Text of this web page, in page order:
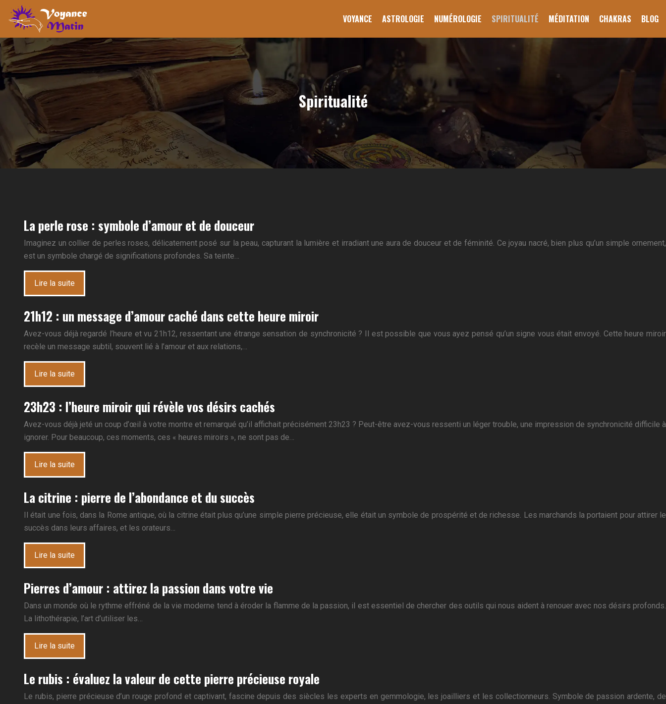
VOYANCE ASTROLOGIE NUMÉROLOGIE SPIRITUALITÉ MÉDITATION CHAKRAS BLOG
Spiritualité
La perle rose : symbole d’amour et de douceur
Imaginez un collier de perles roses, délicatement posé sur la peau, capturant la lumière et irradiant une aura de douceur et de féminité. Ce joyau nacré, bien plus qu’un simple ornement,
est un symbole chargé de significations profondes. Sa teinte…
Lire la suite
21h12 : un message d’amour caché dans cette heure miroir
Avez-vous déjà regardé l’heure et vu 21h12, ressentant une étrange sensation de synchronicité ? Il est possible que vous ayez pensé qu’un signe vous était envoyé. Cette heure miroir
recèle un message subtil, souvent lié à l’amour et aux relations,…
Lire la suite
23h23 : l’heure miroir qui révèle vos désirs cachés
Avez-vous déjà jeté un coup d’œil à votre montre et remarqué qu’il affichait précisément 23h23 ? Peut-être avez-vous ressenti un léger trouble, une impression de synchronicité difficile à
ignorer. Pour beaucoup, ces moments, ces « heures miroirs », ne sont pas de…
Lire la suite
La citrine : pierre de l’abondance et du succès
Il était une fois, dans la Rome antique, où la citrine était plus qu’une simple pierre précieuse, elle était un symbole de prospérité et de richesse. Les marchands la portaient pour attirer le
succès dans leurs affaires, et les orateurs…
Lire la suite
Pierres d’amour : attirez la passion dans votre vie
Dans un monde où le rythme effréné de la vie moderne tend à éroder la flamme de la passion, il est essentiel de chercher des outils qui nous aident à renouer avec nos désirs profonds.
La lithothérapie, l’art d’utiliser les…
Lire la suite
Le rubis : évaluez la valeur de cette pierre précieuse royale
Le rubis, pierre précieuse d’un rouge profond et captivant, fascine depuis des siècles les experts en gemmologie, les joailliers et les collectionneurs. Symbole de passion ardente, de